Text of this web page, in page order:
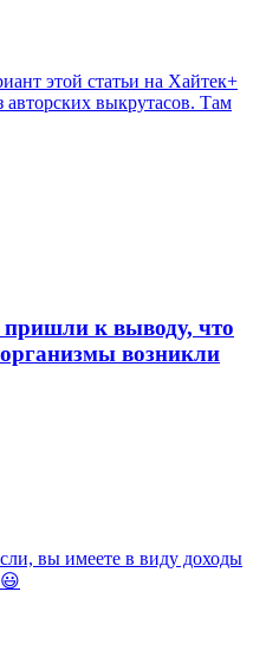
этой статьи на Хайтек+
авторских выкрутасов. Там
к выводу, что
возникли
вы имеете в виду доходы